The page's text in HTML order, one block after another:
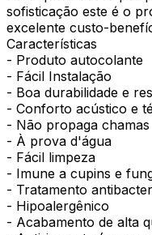
sofisticação este é o
excelente custo-
Características
- Produto autocolante
- Fácil Instalação
- Boa durabilidade e
- Conforto acústico e
- Não propaga chamas
- À prova d'água
- Fácil limpeza
- Imune a cupins e
- Tratamento
- Hipoalergênico
- Acabamento de alta